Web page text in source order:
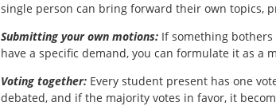
single person can bring forward their own topics,
Submitting your own motions:If something bothers
have a specific demand, you can formulate it as a
Voting together:Every student present has one
debated, and if the majority votes in favor, it